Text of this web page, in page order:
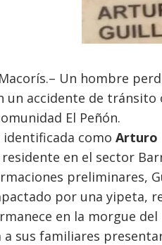
Un hombre
un accidente de
El Peñón.
como Arturo
en el sector
preliminares,
por una yipeta,
en la morgue
a sus familiares